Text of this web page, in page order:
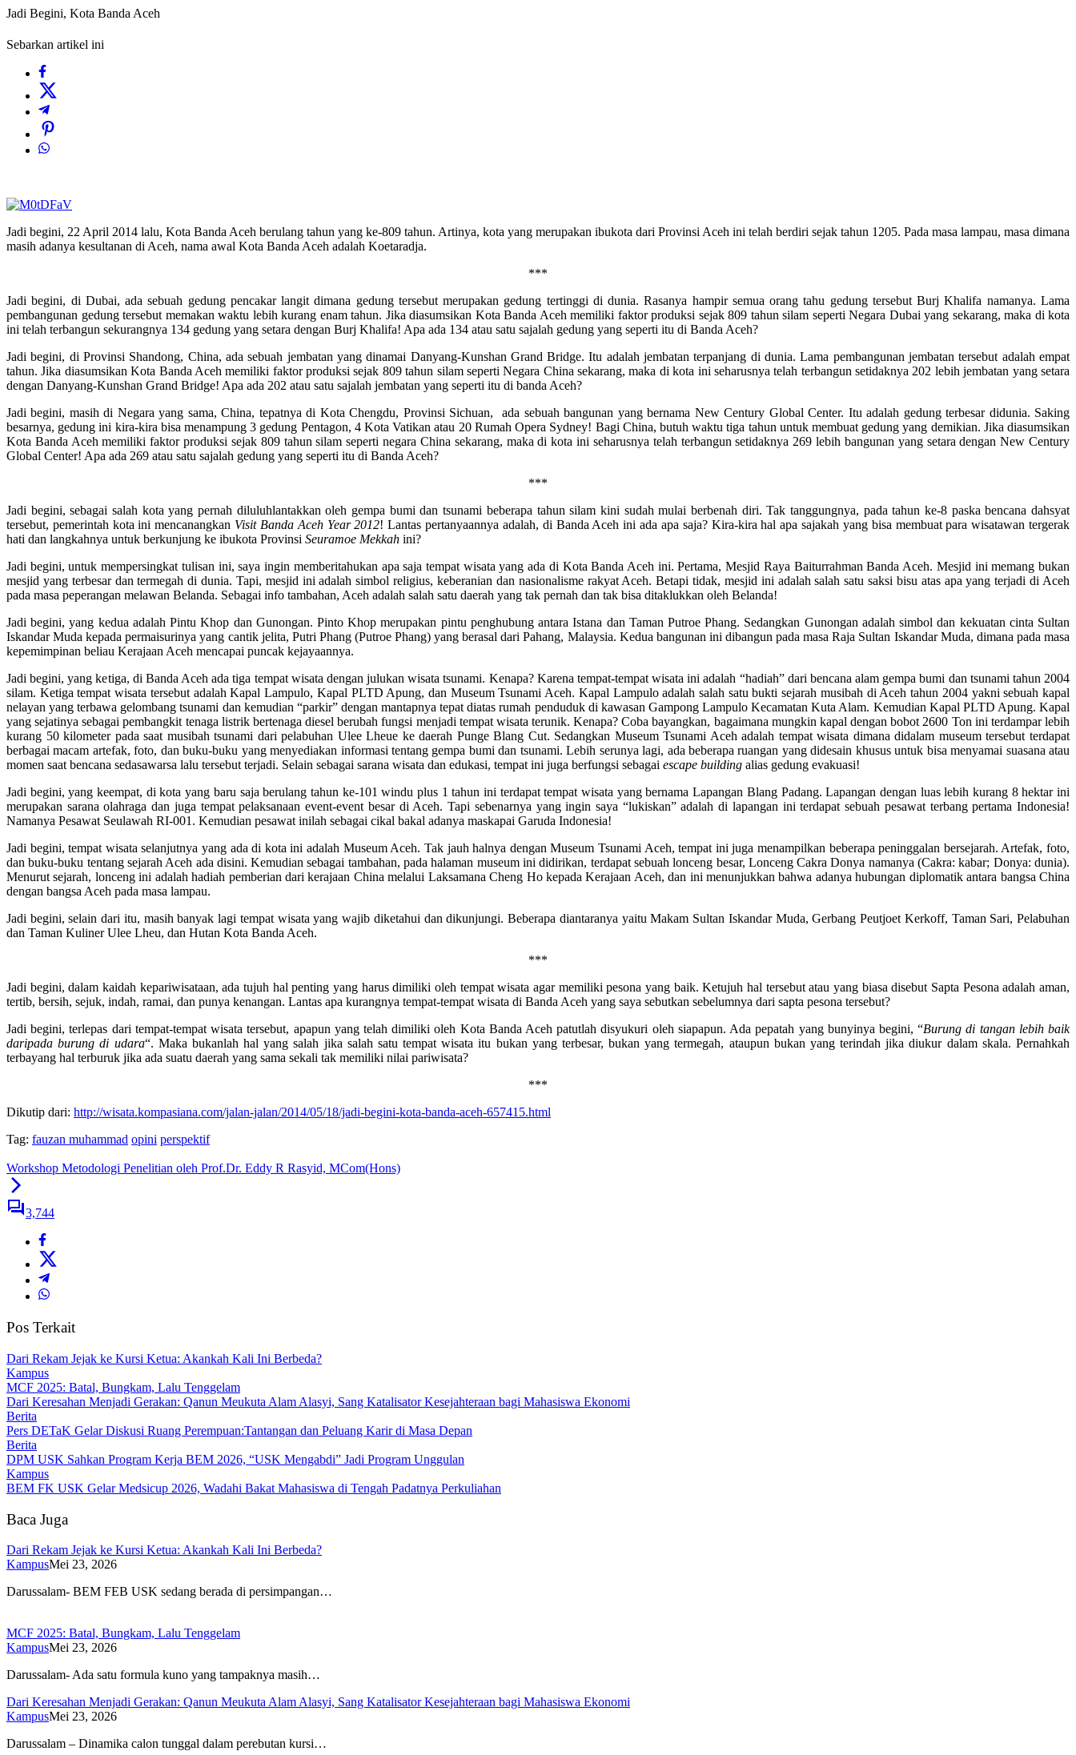
Jadi Begini, Kota Banda Aceh
Sebarkan artikel ini
Jadi begini, 22 April 2014 lalu, Kota Banda Aceh berulang tahun yang ke-809 tahun. Artinya, kota yang merupakan ibukota dari Provinsi Aceh ini telah berdiri sejak tahun 1205. Pada masa lampau, masa dimana
masih adanya kesultanan di Aceh, nama awal Kota Banda Aceh adalah Koetaradja.
***
Jadi begini, di Dubai, ada sebuah gedung pencakar langit dimana gedung tersebut merupakan gedung tertinggi di dunia. Rasanya hampir semua orang tahu gedung tersebut Burj Khalifa namanya. Lama
pembangunan gedung tersebut memakan waktu lebih kurang enam tahun. Jika diasumsikan Kota Banda Aceh memiliki faktor produksi sejak 809 tahun silam seperti Negara Dubai yang sekarang, maka di kota
ini telah terbangun sekurangnya 134 gedung yang setara dengan Burj Khalifa! Apa ada 134 atau satu sajalah gedung yang seperti itu di Banda Aceh?
Jadi begini, di Provinsi Shandong, China, ada sebuah jembatan yang dinamai Danyang-Kunshan Grand Bridge. Itu adalah jembatan terpanjang di dunia. Lama pembangunan jembatan tersebut adalah empat
tahun. Jika diasumsikan Kota Banda Aceh memiliki faktor produksi sejak 809 tahun silam seperti Negara China sekarang, maka di kota ini seharusnya telah terbangun setidaknya 202 lebih jembatan yang setara
dengan Danyang-Kunshan Grand Bridge! Apa ada 202 atau satu sajalah jembatan yang seperti itu di banda Aceh?
Jadi begini, masih di Negara yang sama, China, tepatnya di Kota Chengdu, Provinsi Sichuan, ada sebuah bangunan yang bernama New Century Global Center. Itu adalah gedung terbesar didunia. Saking
besarnya, gedung ini kira-kira bisa menampung 3 gedung Pentagon, 4 Kota Vatikan atau 20 Rumah Opera Sydney! Bagi China, butuh waktu tiga tahun untuk membuat gedung yang demikian. Jika diasumsikan
Kota Banda Aceh memiliki faktor produksi sejak 809 tahun silam seperti negara China sekarang, maka di kota ini seharusnya telah terbangun setidaknya 269 lebih bangunan yang setara dengan New Century
Global Center! Apa ada 269 atau satu sajalah gedung yang seperti itu di Banda Aceh?
***
Jadi begini, sebagai salah kota yang pernah diluluhlantakkan oleh gempa bumi dan tsunami beberapa tahun silam kini sudah mulai berbenah diri. Tak tanggungnya, pada tahun ke-8 paska bencana dahsyat
tersebut, pemerintah kota ini mencanangkan Visit Banda Aceh Year 2012! Lantas pertanyaannya adalah, di Banda Aceh ini ada apa saja? Kira-kira hal apa sajakah yang bisa membuat para wisatawan tergerak
hati dan langkahnya untuk berkunjung ke ibukota Provinsi Seuramoe Mekkah ini?
Jadi begini, untuk mempersingkat tulisan ini, saya ingin memberitahukan apa saja tempat wisata yang ada di Kota Banda Aceh ini. Pertama, Mesjid Raya Baiturrahman Banda Aceh. Mesjid ini memang bukan
mesjid yang terbesar dan termegah di dunia. Tapi, mesjid ini adalah simbol religius, keberanian dan nasionalisme rakyat Aceh. Betapi tidak, mesjid ini adalah salah satu saksi bisu atas apa yang terjadi di Aceh
pada masa peperangan melawan Belanda. Sebagai info tambahan, Aceh adalah salah satu daerah yang tak pernah dan tak bisa ditaklukkan oleh Belanda!
Jadi begini, yang kedua adalah Pintu Khop dan Gunongan. Pinto Khop merupakan pintu penghubung antara Istana dan Taman Putroe Phang. Sedangkan Gunongan adalah simbol dan kekuatan cinta Sultan
Iskandar Muda kepada permaisurinya yang cantik jelita, Putri Phang (Putroe Phang) yang berasal dari Pahang, Malaysia. Kedua bangunan ini dibangun pada masa Raja Sultan Iskandar Muda, dimana pada masa
kepemimpinan beliau Kerajaan Aceh mencapai puncak kejayaannya.
Jadi begini, yang ketiga, di Banda Aceh ada tiga tempat wisata dengan julukan wisata tsunami. Kenapa? Karena tempat-tempat wisata ini adalah “hadiah” dari bencana alam gempa bumi dan tsunami tahun 2004
silam. Ketiga tempat wisata tersebut adalah Kapal Lampulo, Kapal PLTD Apung, dan Museum Tsunami Aceh. Kapal Lampulo adalah salah satu bukti sejarah musibah di Aceh tahun 2004 yakni sebuah kapal
nelayan yang terbawa gelombang tsunami dan kemudian “parkir” dengan mantapnya tepat diatas rumah penduduk di kawasan Gampong Lampulo Kecamatan Kuta Alam. Kemudian Kapal PLTD Apung. Kapal
yang sejatinya sebagai pembangkit tenaga listrik bertenaga diesel berubah fungsi menjadi tempat wisata terunik. Kenapa? Coba bayangkan, bagaimana mungkin kapal dengan bobot 2600 Ton ini terdampar lebih
kurang 50 kilometer pada saat musibah tsunami dari pelabuhan Ulee Lheue ke daerah Punge Blang Cut. Sedangkan Museum Tsunami Aceh adalah tempat wisata dimana didalam museum tersebut terdapat
berbagai macam artefak, foto, dan buku-buku yang menyediakan informasi tentang gempa bumi dan tsunami. Lebih serunya lagi, ada beberapa ruangan yang didesain khusus untuk bisa menyamai suasana atau
momen saat bencana sedasawarsa lalu tersebut terjadi. Selain sebagai sarana wisata dan edukasi, tempat ini juga berfungsi sebagai escape building alias gedung evakuasi!
Jadi begini, yang keempat, di kota yang baru saja berulang tahun ke-101 windu plus 1 tahun ini terdapat tempat wisata yang bernama Lapangan Blang Padang. Lapangan dengan luas lebih kurang 8 hektar ini
merupakan sarana olahraga dan juga tempat pelaksanaan event-event besar di Aceh. Tapi sebenarnya yang ingin saya “lukiskan” adalah di lapangan ini terdapat sebuah pesawat terbang pertama Indonesia!
Namanya Pesawat Seulawah RI-001. Kemudian pesawat inilah sebagai cikal bakal adanya maskapai Garuda Indonesia!
Jadi begini, tempat wisata selanjutnya yang ada di kota ini adalah Museum Aceh. Tak jauh halnya dengan Museum Tsunami Aceh, tempat ini juga menampilkan beberapa peninggalan bersejarah. Artefak, foto,
dan buku-buku tentang sejarah Aceh ada disini. Kemudian sebagai tambahan, pada halaman museum ini didirikan, terdapat sebuah lonceng besar, Lonceng Cakra Donya namanya (Cakra: kabar; Donya: dunia).
Menurut sejarah, lonceng ini adalah hadiah pemberian dari kerajaan China melalui Laksamana Cheng Ho kepada Kerajaan Aceh, dan ini menunjukkan bahwa adanya hubungan diplomatik antara bangsa China
dengan bangsa Aceh pada masa lampau.
Jadi begini, selain dari itu, masih banyak lagi tempat wisata yang wajib diketahui dan dikunjungi. Beberapa diantaranya yaitu Makam Sultan Iskandar Muda, Gerbang Peutjoet Kerkoff, Taman Sari, Pelabuhan
dan Taman Kuliner Ulee Lheu, dan Hutan Kota Banda Aceh.
***
Jadi begini, dalam kaidah kepariwisataan, ada tujuh hal penting yang harus dimiliki oleh tempat wisata agar memiliki pesona yang baik. Ketujuh hal tersebut atau yang biasa disebut Sapta Pesona adalah aman,
tertib, bersih, sejuk, indah, ramai, dan punya kenangan. Lantas apa kurangnya tempat-tempat wisata di Banda Aceh yang saya sebutkan sebelumnya dari sapta pesona tersebut?
Jadi begini, terlepas dari tempat-tempat wisata tersebut, apapun yang telah dimiliki oleh Kota Banda Aceh patutlah disyukuri oleh siapapun. Ada pepatah yang bunyinya begini, “Burung di tangan lebih baik
daripada burung di udara“. Maka bukanlah hal yang salah jika salah satu tempat wisata itu bukan yang terbesar, bukan yang termegah, ataupun bukan yang terindah jika diukur dalam skala. Pernahkah
terbayang hal terburuk jika ada suatu daerah yang sama sekali tak memiliki nilai pariwisata?
***
Dikutip dari: http://wisata.kompasiana.com/jalan-jalan/2014/05/18/jadi-begini-kota-banda-aceh-657415.html
Tag: fauzan muhammad opini perspektif
Workshop Metodologi Penelitian oleh Prof.Dr. Eddy R Rasyid, MCom(Hons)
3,744
Pos Terkait
Dari Rekam Jejak ke Kursi Ketua: Akankah Kali Ini Berbeda?
Kampus
MCF 2025: Batal, Bungkam, Lalu Tenggelam
Dari Keresahan Menjadi Gerakan: Qanun Meukuta Alam Alasyi, Sang Katalisator Kesejahteraan bagi Mahasiswa Ekonomi
Berita
Pers DETaK Gelar Diskusi Ruang Perempuan:Tantangan dan Peluang Karir di Masa Depan
Berita
DPM USK Sahkan Program Kerja BEM 2026, “USK Mengabdi” Jadi Program Unggulan
Kampus
BEM FK USK Gelar Medsicup 2026, Wadahi Bakat Mahasiswa di Tengah Padatnya Perkuliahan
Baca Juga
Dari Rekam Jejak ke Kursi Ketua: Akankah Kali Ini Berbeda?
KampusMei 23, 2026
Darussalam- BEM FEB USK sedang berada di persimpangan…
MCF 2025: Batal, Bungkam, Lalu Tenggelam
KampusMei 23, 2026
Darussalam- Ada satu formula kuno yang tampaknya masih…
Dari Keresahan Menjadi Gerakan: Qanun Meukuta Alam Alasyi, Sang Katalisator Kesejahteraan bagi Mahasiswa Ekonomi
KampusMei 23, 2026
Darussalam – Dinamika calon tunggal dalam perebutan kursi…